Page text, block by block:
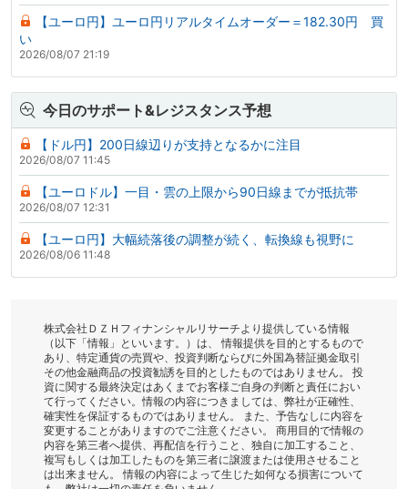
【ユーロ円】ユーロ円リアルタイムオーダー＝182.30円 買
い
2026/08/07 21:19
今日のサポート&レジスタンス予想
【ドル円】200日線辺りが支持となるかに注目
2026/08/07 11:45
【ユーロドル】一目・雲の上限から90日線までが抵抗帯
2026/08/07 12:31
【ユーロ円】大幅続落後の調整が続く、転換線も視野に
2026/08/06 11:48
株式会社ＤＺＨフィナンシャルリサーチより提供している情報
（以下「情報」といいます。）は、 情報提供を目的とするもので
あり、特定通貨の売買や、投資判断ならびに外国為替証拠金取引
その他金融商品の投資勧誘を目的としたものではありません。 投
資に関する最終決定はあくまでお客様ご自身の判断と責任におい
て行ってください。情報の内容につきましては、弊社が正確性、
確実性を保証するものではありません。 また、予告なしに内容を
変更することがありますのでご注意ください。 商用目的で情報の
内容を第三者へ提供、再配信を行うこと、独自に加工すること、
複写もしくは加工したものを第三者に譲渡または使用させること
は出来ません。 情報の内容によって生じた如何なる損害について